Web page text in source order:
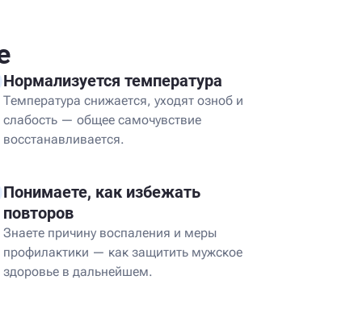
Нормализуется температура
Температура снижается, уходят озноб и
слабость — общее самочувствие
восстанавливается.
Понимаете, как избежать
повторов
Знаете причину воспаления и меры
профилактики — как защитить мужское
здоровье в дальнейшем.